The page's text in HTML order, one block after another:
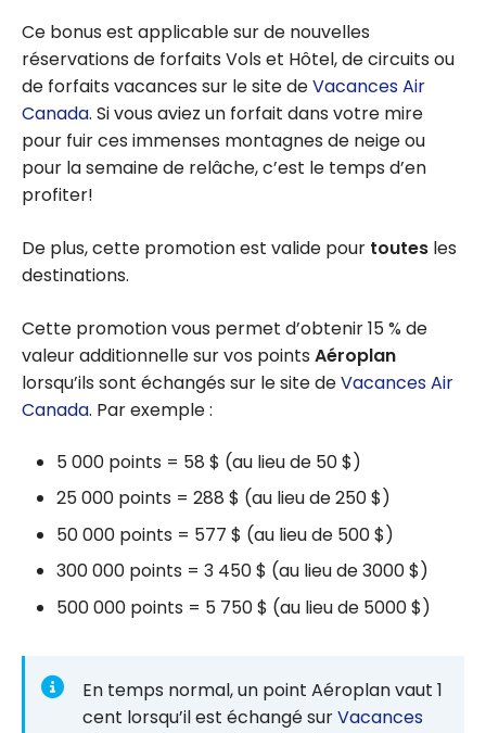
Ce bonus est applicable sur de nouvelles
réservations de forfaits Vols et Hôtel, de circuits ou
de forfaits vacances sur le site deVacances Air
Canada. Si vous aviez un forfait dans votre mire
pour fuir ces immenses montagnes de neige ou
pour la semaine de relâche, c’est le temps d’en
profiter!
De plus, cette promotion est valide pour toutes les
destinations.
Cette promotion vous permet d’obtenir 15 % de
valeur additionnelle sur vos points Aéroplan
lorsqu’ils sont échangés sur le site deVacances Air
Canada. Par exemple :
5 000 points = 58 $ (au lieu de 50 $)
25 000 points = 288 $ (au lieu de 250 $)
50 000 points = 577 $ (au lieu de 500 $)
300 000 points = 3 450 $ (au lieu de 3000 $)
500 000 points = 5 750 $ (au lieu de 5000 $)
En temps normal, un point Aéroplan vaut 1
cent lorsqu’il est échangé surVacances